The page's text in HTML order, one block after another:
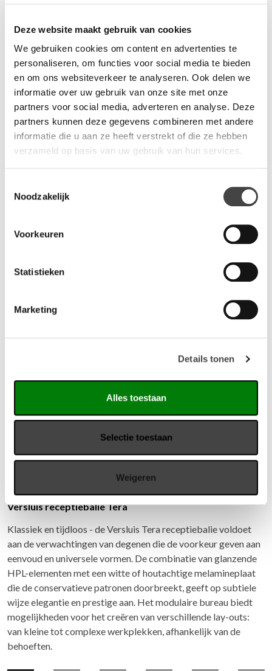
Deze website maakt gebruik van cookies
We gebruiken cookies om content en advertenties te
personaliseren, om functies voor social media te bieden
en om ons websiteverkeer te analyseren. Ook delen we
informatie over uw gebruik van onze site met onze
partners voor social media, adverteren en analyse. Deze
partners kunnen deze gegevens combineren met andere
informatie die u aan ze heeft verstrekt of die ze hebben
verzameld op basis van uw gebruik van hun services.
Noodzakelijk
Voorkeuren
Statistieken
Marketing
Details tonen
Alles toestaan
Selectie toestaan
Weigeren
in. Deze ontvangstdesk is lekker compact. Zoekt u een kleine
receptiebalie, dan is de Golf Mini iets voor u. Ondeanks dat dit
een zeer kleine receptiebalie is, heeft de Golf Mini toch een
hoog/ laag gedeelte. Deze balie heeft slechts een afmeting van
92,5 x 86 cm. Net zoals de Golf wordt de Golf Mini in 8
verschillende high-gloss kleuren worden geleverd: wit, grijs,
groen, blauw, bordeaux rood, geel, oranje en paars. Het
werkblad wordt altijd in zacht pastel wit geleverd.
Wij staan u graag te woord via de telefoon.
Gerelateerde producten
Versluis receptiebalie Tera
Klassiek en tijdloos - de Versluis Tera receptiebalie voldoet
aan de verwachtingen van degenen die de voorkeur geven aan
eenvoud en universele vormen. De combinatie van glanzende
HPL-elementen met een witte of houtachtige melamineplaat
die de conservatieve patronen doorbreekt, geeft op subtiele
wijze elegantie en prestige aan. Het modulaire bureau biedt
mogelijkheden voor het creëren van verschillende lay-outs:
van kleine tot complexe werkplekken, afhankelijk van de
behoeften.